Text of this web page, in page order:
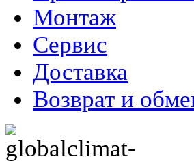
Монтаж
Сервис
Доставка
Возврат и